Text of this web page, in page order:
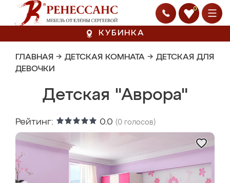
0
КУБИНКА
ГЛАВНАЯ → ДЕТСКАЯ КОМНАТА → ДЕТСКАЯ ДЛЯ
ДЕВОЧКИ
Детская "Аврора"
Рейтинг: 0.0 (0 голосов)